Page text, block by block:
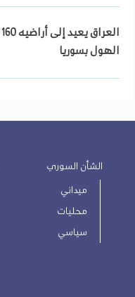
الهول بسوريا
الشأن السوري
ميداني
محليات
سياسي